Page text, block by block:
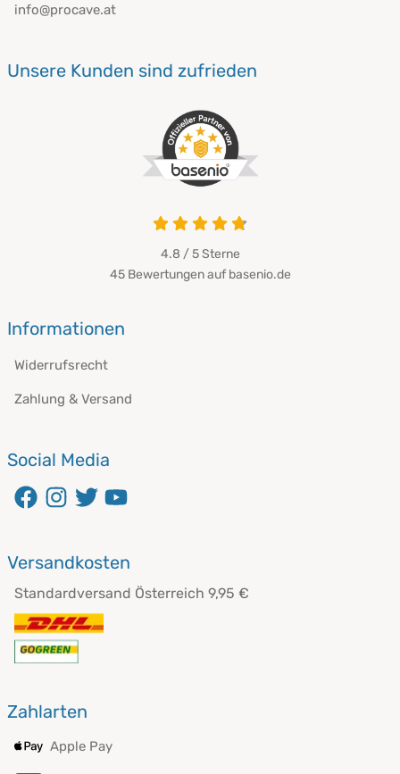
info@procave.at
Unsere Kunden sind zufrieden
4.8 / 5Sterne
45 Bewertungen auf basenio.de
Informationen
Widerrufsrecht
Zahlung & Versand
Social Media
Versandkosten
Standardversand Österreich 9,95 €
Zahlarten
Apple Pay